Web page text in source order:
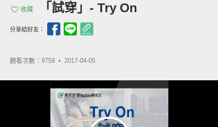
收藏 「試穿」- Try On
分享給好友：
觀看次數：9759 • 2017-04-05